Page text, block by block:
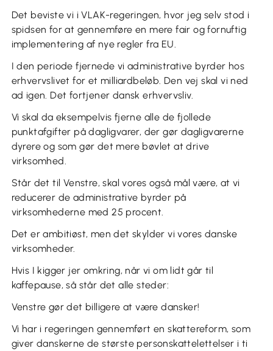
Det beviste vi i VLAK-regeringen, hvor jeg selv stod i
spidsen for at gennemføre en mere fair og fornuftig
implementering af nye regler fra EU.
I den periode fjernede vi administrative byrder hos
erhvervslivet for et milliardbeløb. Den vej skal vi ned
ad igen. Det fortjener dansk erhvervsliv.
Vi skal da eksempelvis fjerne alle de fjollede
punktafgifter på dagligvarer, der gør dagligvarerne
dyrere og som gør det mere bøvlet at drive
virksomhed.
Står det til Venstre, skal vores også mål være, at vi
reducerer de administrative byrder på
virksomhederne med 25 procent.
Det er ambitiøst, men det skylder vi vores danske
virksomheder.
Hvis I kigger jer omkring, når vi om lidt går til
kaffepause, så står det alle steder:
Venstre gør det billigere at være dansker!
Vi har i regeringen gennemført en skattereform, som
giver danskerne de største personskattelettelser i ti